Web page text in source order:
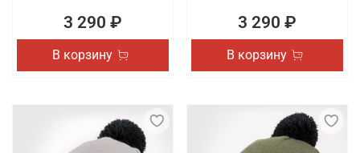
3 290 ₽
В корзину
3 290 ₽
В корзину